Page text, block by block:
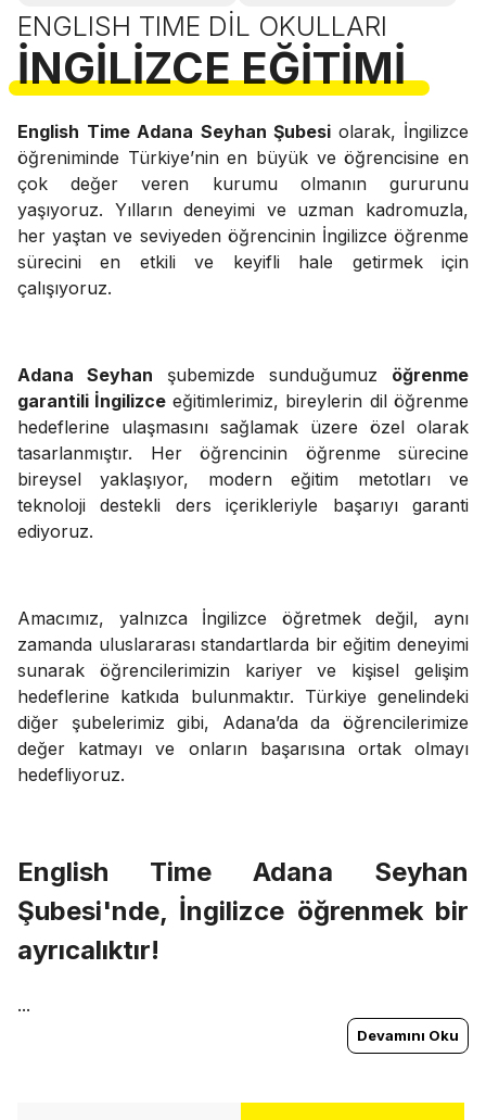
ENGLISH TIME DIL OKULLARI
İNGILIZCE EĞITIMI
English Time Adana Seyhan Şubesi olarak, İngilizce
öğreniminde Türkiye’nin en büyük ve öğrencisine en
çok değer veren kurumu olmanın gururunu
yaşıyoruz. Yılların deneyimi ve uzman kadromuzla,
her yaştan ve seviyeden öğrencinin İngilizce öğrenme
sürecini en etkili ve keyifli hale getirmek için
çalışıyoruz.
Adana Seyhan şubemizde sunduğumuz öğrenme
garantili İngilizce eğitimlerimiz, bireylerin dil öğrenme
hedeflerine ulaşmasını sağlamak üzere özel olarak
tasarlanmıştır. Her öğrencinin öğrenme sürecine
bireysel yaklaşıyor, modern eğitim metotları ve
teknoloji destekli ders içerikleriyle başarıyı garanti
ediyoruz.
Amacımız, yalnızca İngilizce öğretmek değil, aynı
zamanda uluslararası standartlarda bir eğitim deneyimi
sunarak öğrencilerimizin kariyer ve kişisel gelişim
hedeflerine katkıda bulunmaktır. Türkiye genelindeki
diğer şubelerimiz gibi, Adana’da da öğrencilerimize
değer katmayı ve onların başarısına ortak olmayı
hedefliyoruz.
English Time Adana Seyhan
Şubesi'nde, İngilizce öğrenmek bir
ayrıcalıktır!
...
Devamını Oku